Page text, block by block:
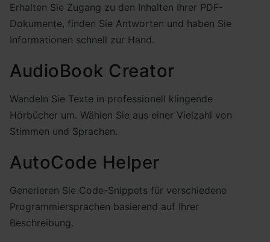
Erhalten Sie Zugang zu den Inhalten Ihrer PDF-
Dokumente, finden Sie Antworten und haben Sie
Informationen schnell zur Hand.
AudioBook Creator
Wandeln Sie Texte in professionell klingende
Hörbücher um. Wählen Sie aus einer Vielzahl von
Stimmen und Sprachen.
AutoCode Helper
Generieren Sie Code-Snippets für verschiedene
Programmiersprachen basierend auf Ihrer
Beschreibung.